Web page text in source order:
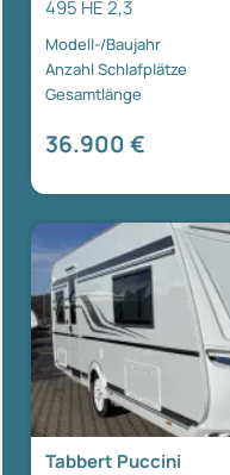
495 HE 2,3
Modell-/Baujahr
Anzahl Schlafplätze
Gesamtlänge
36.900 €
Tabbert Puccini